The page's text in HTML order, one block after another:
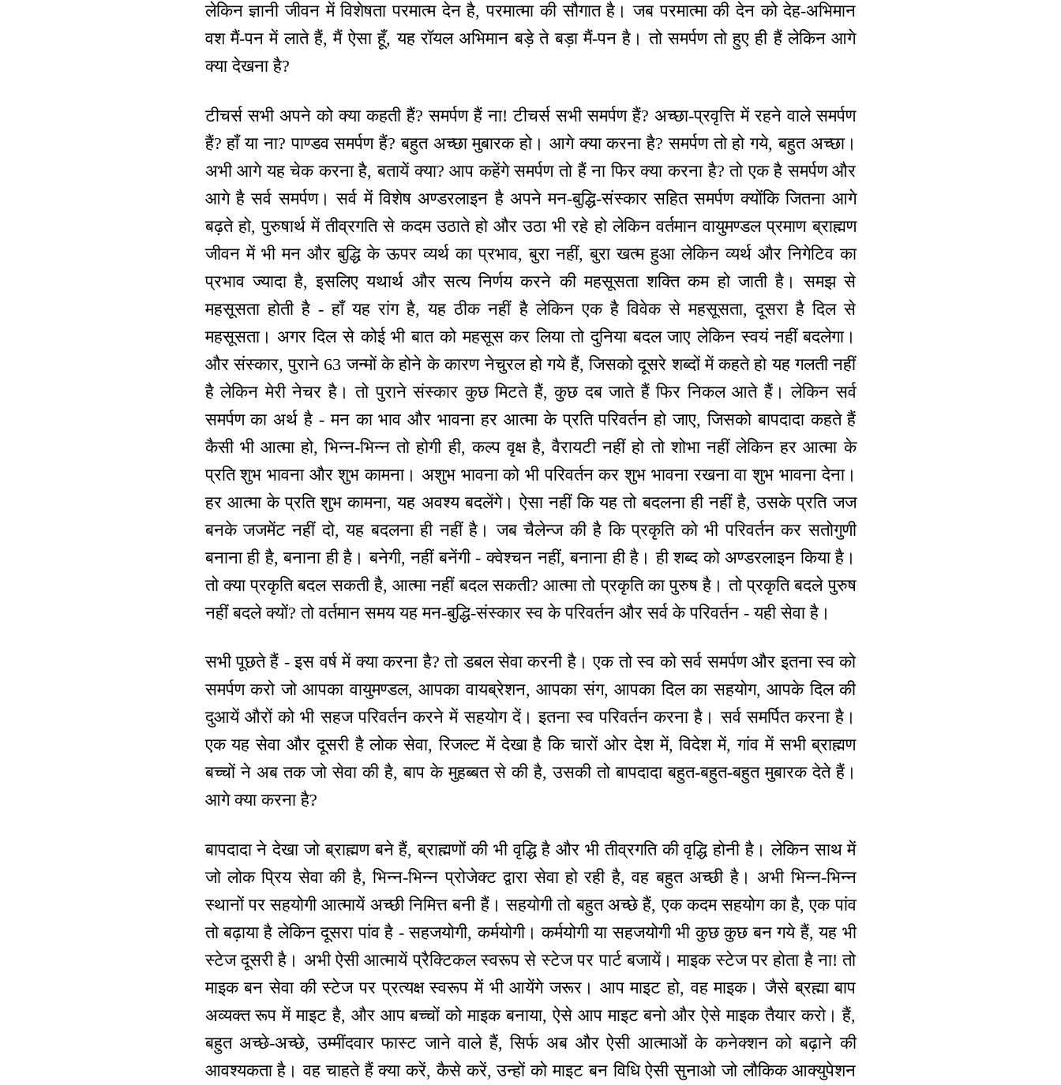
लेकिन ज्ञानी जीवन में विशेषता परमात्म देन है, परमात्मा की सौगात है। जब परमात्मा की देन को देह-अभिमान
वश मैं-पन में लाते हैं, मैं ऐसा हूँ, यह रॉयल अभिमान बड़े ते बड़ा मैं-पन है। तो समर्पण तो हुए ही हैं लेकिन आगे
क्या देखना है?
टीचर्स सभी अपने को क्या कहती हैं? समर्पण हैं ना! टीचर्स सभी समर्पण हैं? अच्छा-प्रवृत्ति में रहने वाले समर्पण
हैं? हाँ या ना? पाण्डव समर्पण हैं? बहुत अच्छा मुबारक हो। आगे क्या करना है? समर्पण तो हो गये, बहुत अच्छा।
अभी आगे यह चेक करना है, बतायें क्या? आप कहेंगे समर्पण तो हैं ना फिर क्या करना है? तो एक है समर्पण और
आगे है सर्व समर्पण। सर्व में विशेष अण्डरलाइन है अपने मन-बुद्धि-संस्कार सहित समर्पण क्योंकि जितना आगे
बढ़ते हो, पुरुषार्थ में तीव्रगति से कदम उठाते हो और उठा भी रहे हो लेकिन वर्तमान वायुमण्डल प्रमाण ब्राह्मण
जीवन में भी मन और बुद्धि के ऊपर व्यर्थ का प्रभाव, बुरा नहीं, बुरा खत्म हुआ लेकिन व्यर्थ और निगेटिव का
प्रभाव ज्यादा है, इसलिए यथार्थ और सत्य निर्णय करने की महसूसता शक्ति कम हो जाती है। समझ से
महसूसता होती है - हाँ यह रांग है, यह ठीक नहीं है लेकिन एक है विवेक से महसूसता, दूसरा है दिल से
महसूसता। अगर दिल से कोई भी बात को महसूस कर लिया तो दुनिया बदल जाए लेकिन स्वयं नहीं बदलेगा।
और संस्कार, पुराने 63 जन्मों के होने के कारण नेचुरल हो गये हैं, जिसको दूसरे शब्दों में कहते हो यह गलती नहीं
है लेकिन मेरी नेचर है। तो पुराने संस्कार कुछ मिटते हैं, कुछ दब जाते हैं फिर निकल आते हैं। लेकिन सर्व
समर्पण का अर्थ है - मन का भाव और भावना हर आत्मा के प्रति परिवर्तन हो जाए, जिसको बापदादा कहते हैं
कैसी भी आत्मा हो, भिन्न-भिन्न तो होगी ही, कल्प वृक्ष है, वैरायटी नहीं हो तो शोभा नहीं लेकिन हर आत्मा के
प्रति शुभ भावना और शुभ कामना। अशुभ भावना को भी परिवर्तन कर शुभ भावना रखना वा शुभ भावना देना।
हर आत्मा के प्रति शुभ कामना, यह अवश्य बदलेंगे। ऐसा नहीं कि यह तो बदलना ही नहीं है, उसके प्रति जज
बनके जजमेंट नहीं दो, यह बदलना ही नहीं है। जब चैलेन्ज की है कि प्रकृति को भी परिवर्तन कर सतोगुणी
बनाना ही है, बनाना ही है। बनेगी, नहीं बनेंगी - क्वेश्चन नहीं, बनाना ही है। ही शब्द को अण्डरलाइन किया है।
तो क्या प्रकृति बदल सकती है, आत्मा नहीं बदल सकती? आत्मा तो प्रकृति का पुरुष है। तो प्रकृति बदले पुरुष
नहीं बदले क्यों? तो वर्तमान समय यह मन-बुद्धि-संस्कार स्व के परिवर्तन और सर्व के परिवर्तन - यही सेवा है।
सभी पूछते हैं - इस वर्ष में क्या करना है? तो डबल सेवा करनी है। एक तो स्व को सर्व समर्पण और इतना स्व को
समर्पण करो जो आपका वायुमण्डल, आपका वायब्रेशन, आपका संग, आपका दिल का सहयोग, आपके दिल की
दुआयें औरों को भी सहज परिवर्तन करने में सहयोग दें। इतना स्व परिवर्तन करना है। सर्व समर्पित करना है।
एक यह सेवा और दूसरी है लोक सेवा, रिजल्ट में देखा है कि चारों ओर देश में, विदेश में, गांव में सभी ब्राह्मण
बच्चों ने अब तक जो सेवा की है, बाप के मुहब्बत से की है, उसकी तो बापदादा बहुत-बहुत-बहुत मुबारक देते हैं।
आगे क्या करना है?
बापदादा ने देखा जो ब्राह्मण बने हैं, ब्राह्मणों की भी वृद्धि है और भी तीव्रगति की वृद्धि होनी है। लेकिन साथ में
जो लोक प्रिय सेवा की है, भिन्न-भिन्न प्रोजेक्ट द्वारा सेवा हो रही है, वह बहुत अच्छी है। अभी भिन्न-भिन्न
स्थानों पर सहयोगी आत्मायें अच्छी निमित्त बनी हैं। सहयोगी तो बहुत अच्छे हैं, एक कदम सहयोग का है, एक पांव
तो बढ़ाया है लेकिन दूसरा पांव है - सहजयोगी, कर्मयोगी। कर्मयोगी या सहजयोगी भी कुछ कुछ बन गये हैं, यह भी
स्टेज दूसरी है। अभी ऐसी आत्मायें प्रैक्टिकल स्वरूप से स्टेज पर पार्ट बजायें। माइक स्टेज पर होता है ना! तो
माइक बन सेवा की स्टेज पर प्रत्यक्ष स्वरूप में भी आयेंगे जरूर। आप माइट हो, वह माइक। जैसे ब्रह्मा बाप
अव्यक्त रूप में माइट है, और आप बच्चों को माइक बनाया, ऐसे आप माइट बनो और ऐसे माइक तैयार करो। हैं,
बहुत अच्छे-अच्छे, उम्मींदवार फास्ट जाने वाले हैं, सिर्फ अब और ऐसी आत्माओं के कनेक्शन को बढ़ाने की
आवश्यकता है। वह चाहते हैं क्या करें, कैसे करें, उन्हों को माइट बन विधि ऐसी सुनाओ जो लौकिक आक्युपेशन